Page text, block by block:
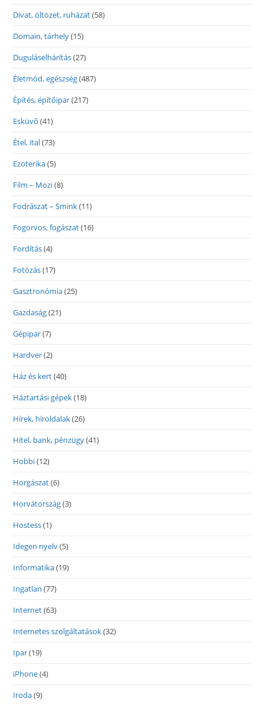
Divat, öltözet, ruházat(58)
Domain, tárhely(15)
Duguláselhárítás(27)
Életmód, egészség(487)
Építés, építőipar(217)
Esküvő (41)
Étel, ital(73)
Ezoterika(5)
Film – Mozi(8)
Fodrászat – Smink(11)
Fogorvos, fogászat(16)
Fordítás(4)
Fotózás(17)
Gasztronómia(25)
Gazdaság(21)
Gépipar(7)
Hardver(2)
Ház és kert(40)
Háztartási gépek(18)
Hírek, híroldalak(26)
Hitel, bank, pénzügy(41)
Hobbi(12)
Horgászat(6)
Horvátország(3)
Hostess(1)
Idegen nyelv(5)
Informatika(19)
Ingatlan (77)
Internet(63)
Internetes szolgáltatások(32)
Ipar(19)
iPhone(4)
Iroda(9)